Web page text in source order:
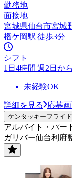
勤務地
面接地
宮城県仙台市宮城
榴ケ岡駅 徒歩3分
シフト
1日4時間 週2日か
未経験OK
詳細を見る 応募
ケンタッキーフライ
アルバイト・パー
ガリバー仙台利府